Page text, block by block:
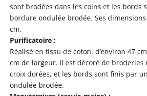
sont brodées dans les coins et les bords
bordure ondulée brodée. Ses
cm.
Purificatoire :
Réalisé en tissu de coton, d’environ 47
cm de largeur. Il est décoré de broderies
croix dorées, et les bords sont finis par
ondulée brodée.